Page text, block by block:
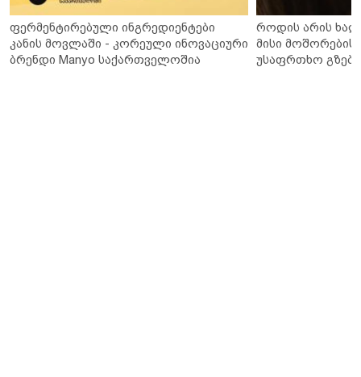
ფერმენტირებული ინგრედიენტები
კანის მოვლაში - კორეული ინოვაციური
ბრენდი Manyo საქართველოშია
როდის არის
მისი მოშორების
უსაფრთხო გზები